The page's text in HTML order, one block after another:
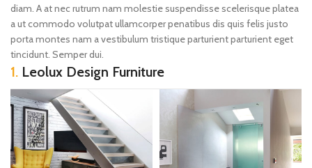
diam. A at nec rutrum nam molestie suspendisse scelerisque platea
a ut commodo volutpat ullamcorper penatibus dis quis felis justo
porta montes nam a vestibulum tristique parturient parturient eget
tincidunt. Semper dui.
1. Leolux Design Furniture